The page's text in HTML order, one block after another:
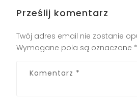
Prześlij komentarz
Twój adres email nie zostanie
Wymagane pola są oznaczone *